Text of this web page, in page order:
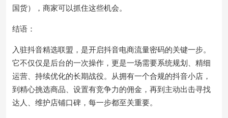
国货），商家可以抓住这些机会。
结语：
入驻抖音精选联盟，是开启抖音电商流量密码的关键一步。
它不仅仅是后台的一次操作，更是一场需要系统规划、精细
运营、持续优化的长期战役。从拥有一个合规的抖音小店，
到精心挑选商品、设置有竞争力的佣金，再到主动出击寻找
达人、维护店铺口碑，每一步都至关重要。